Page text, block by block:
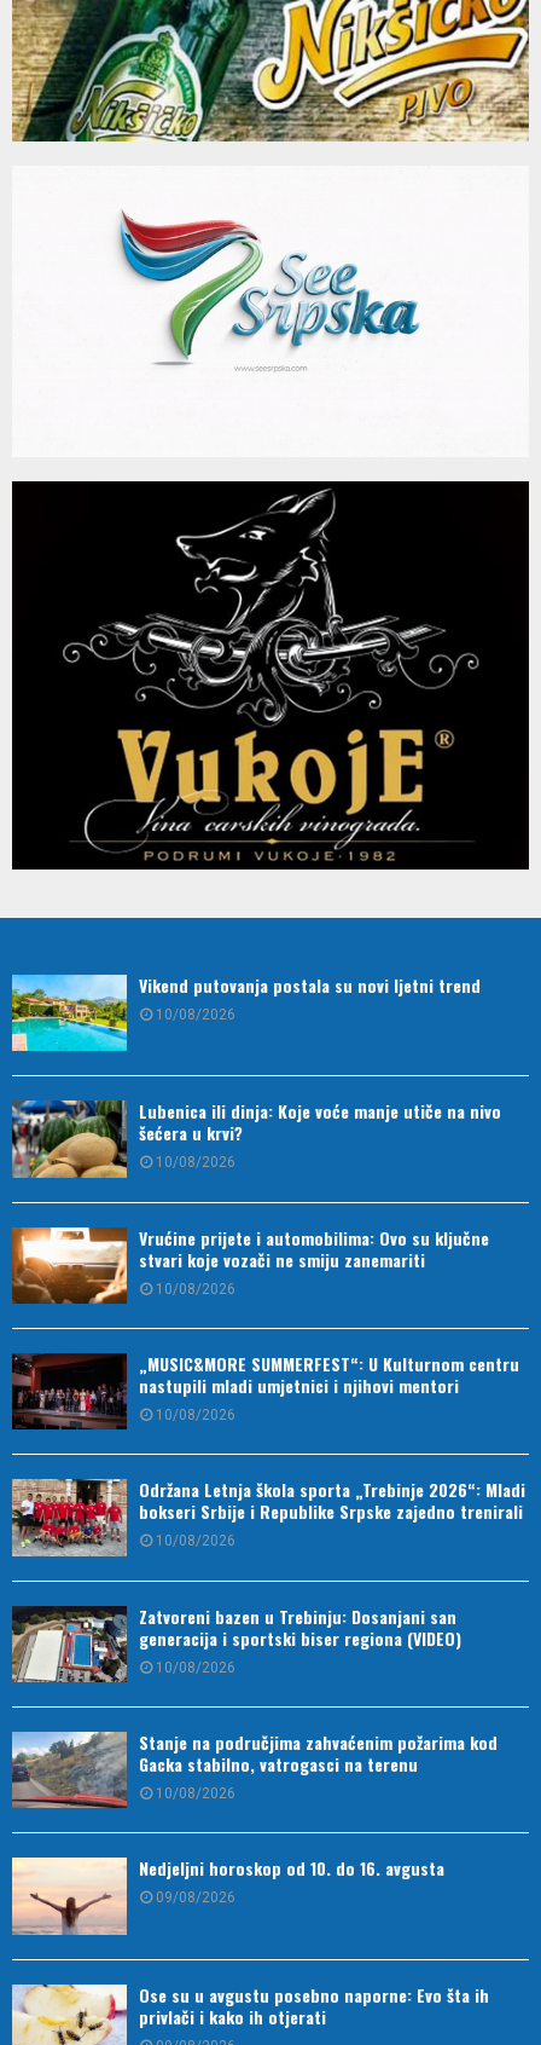
Lubenica ili dinja: Koje voće manje utiče na nivo
10/08/2026
Vrućine prijete i automobilima: Ovo su ključne
stvari koje vozači ne smiju zanemariti
10/08/2026
„MUSIC&MORE SUMMERFEST“: U Kulturnom centru
nastupili mladi umjetnici i njihovi mentori
10/08/2026
Održana Letnja škola sporta „Trebinje 2026“: Mladi
bokseri Srbije i Republike Srpske zajedno trenirali
10/08/2026
Zatvoreni bazen u Trebinju: Dosanjani san
generacija i sportski biser regiona (VIDEO)
10/08/2026
Stanje na područjima zahvaćenim požarima kod
Gacka stabilno, vatrogasci na terenu
10/08/2026
Nedjeljni horoskop od 10. do 16. avgusta
Ose su u avgustu posebno naporne: Evo šta ih
09/08/2026
Ljekari savjetuju: Ove dvije supernamirnice mogu